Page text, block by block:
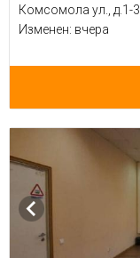
Комсомола ул., д.1-3
Изменен: вчера